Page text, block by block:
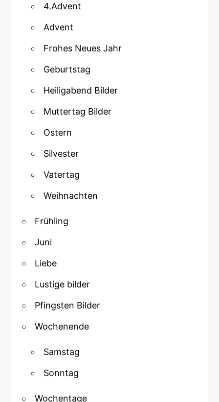
4.Advent
Advent
Frohes Neues Jahr
Geburtstag
Heiligabend Bilder
Muttertag Bilder
Ostern
Silvester
Vatertag
Weihnachten
Frühling
Juni
Liebe
Lustige bilder
Pfingsten Bilder
Wochenende
Samstag
Sonntag
Wochentage